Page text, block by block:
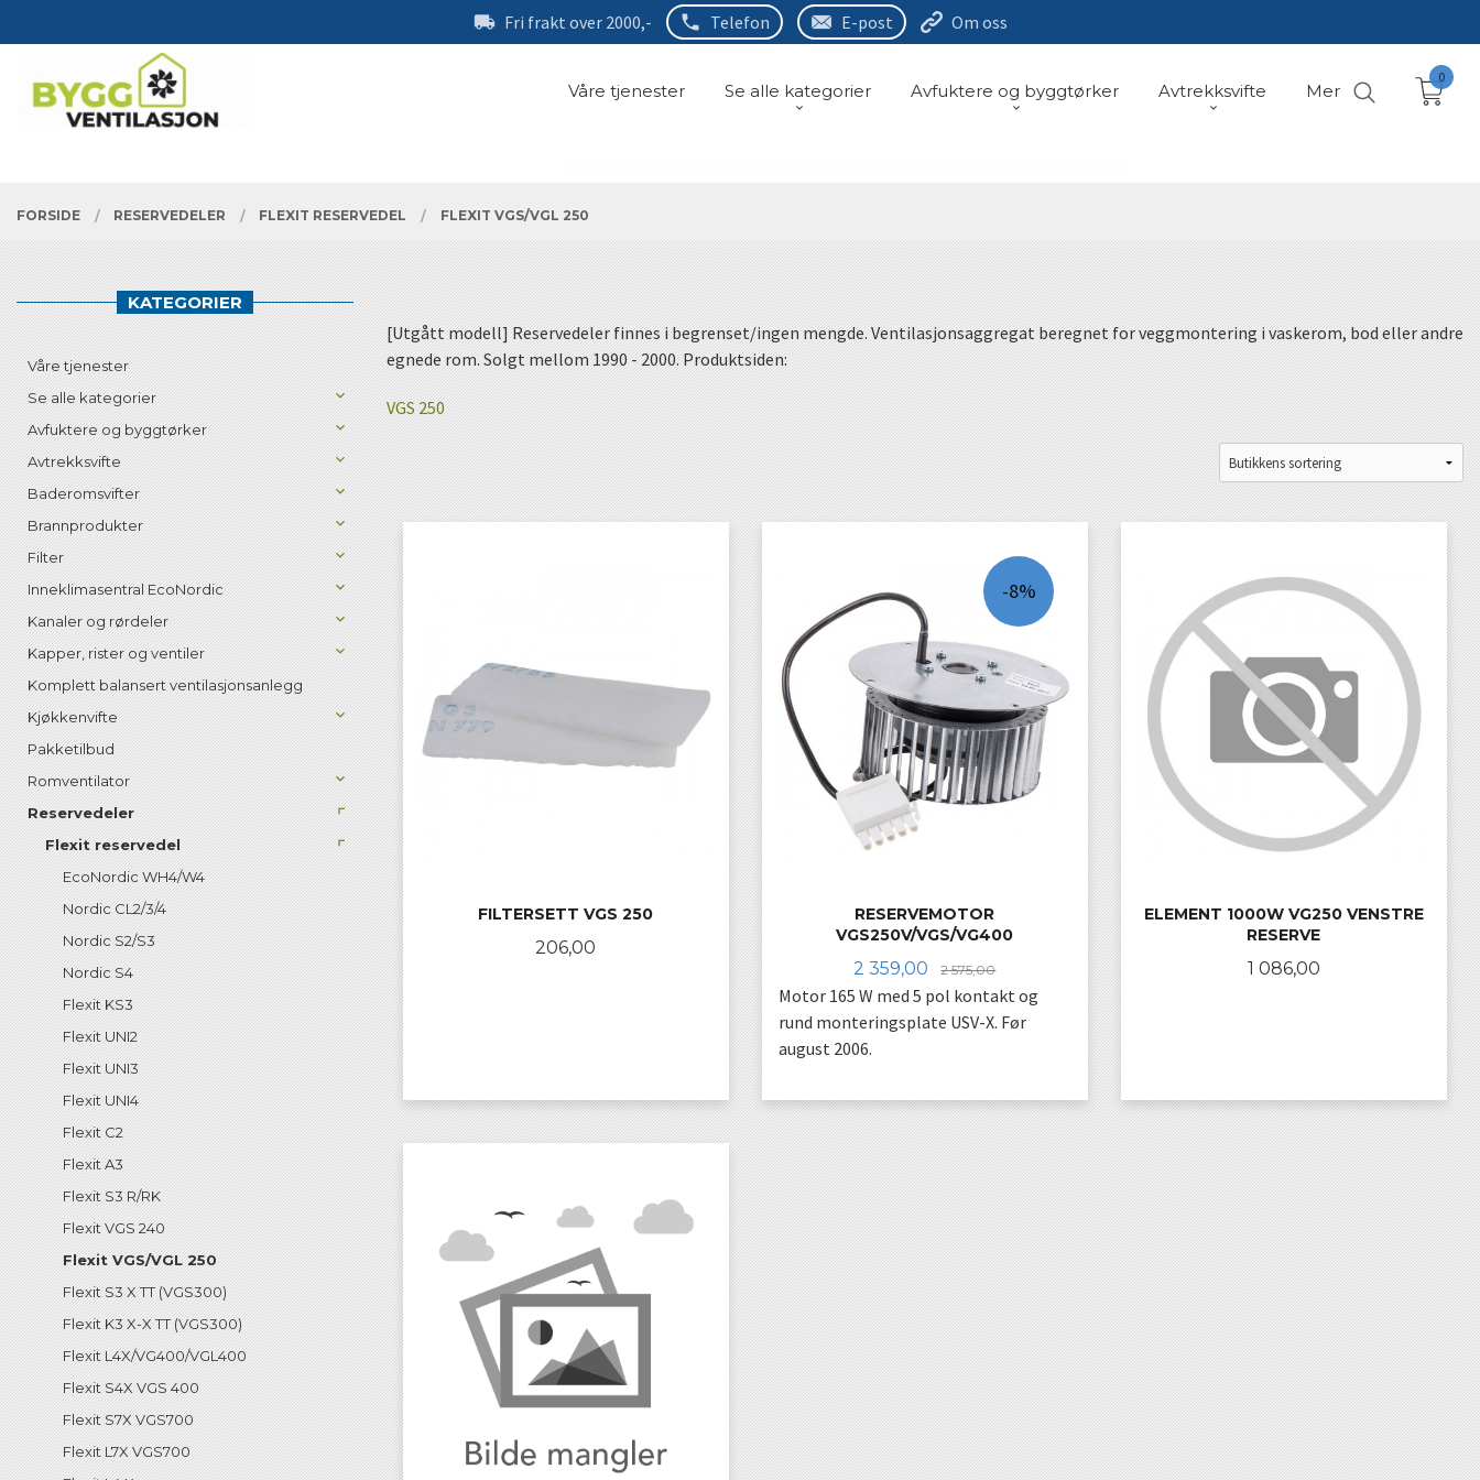
til
Fri frakt over 2000,- Telefon E-post Om oss
PRODUKTER
Våre tjenester Se alle kategorier Avfuktere og byggtørker Avtrekksvifte Mer
0
FORSIDE RESERVEDELER FLEXIT RESERVEDEL FLEXIT VGS/VGL 250
[Utgått modell] Reservedeler finnes i begrenset/ingen mengde. Ventilasjonsaggregat beregnet for veggmontering i vaskerom, bod eller andre
egnede rom. Solgt mellom 1990 - 2000. Produktsiden:
VGS 250
FILTERSETT VGS 250
Pris
206,00
KJØP
RESERVEMOTOR
VGS250V/VGS/VG400
Tilbud
2 359,00 2 575,00Rabatt
-8%
KJØP
Motor 165 W med 5 pol kontakt og
rund monteringsplate USV-X. Før
august 2006.
ELEMENT 1000W VG250 VENSTRE
RESERVE
Pris
1 086,00
KJØP
KATEGORIER
Våre tjenester
Se alle kategorier
Avfuktere og byggtørker
Avtrekksvifte
Baderomsvifter
Brannprodukter
Filter
Inneklimasentral EcoNordic
Kanaler og rørdeler
Kapper, rister og ventiler
Komplett balansert ventilasjonsanlegg
Kjøkkenvifte
Pakketilbud
Romventilator
Reservedeler
Flexit reservedel
EcoNordic WH4/W4
Nordic CL2/3/4
Nordic S2/S3
Nordic S4
Flexit KS3
Flexit UNI2
Flexit UNI3
Flexit UNI4
Flexit C2
Flexit A3
Flexit S3 R/RK
Flexit VGS 240
Flexit VGS/VGL 250
Flexit S3 X TT (VGS300)
Flexit K3 X-X TT (VGS300)
Flexit L4X/VG400/VGL400
Flexit S4X VGS 400
Flexit S7X VGS700
Flexit L7X VGS700